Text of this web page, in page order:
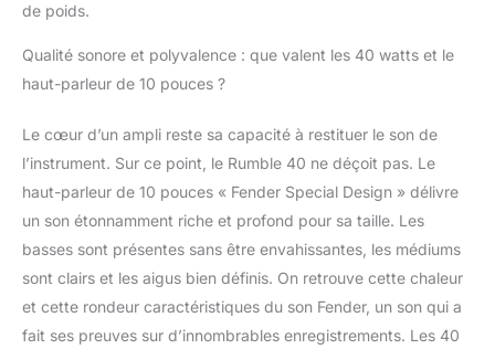
numériques et des
une prise de sortie
écoute personnelle,
vous garantissant ainsi
de pouvoir pratiquer
tranquillement sans
construction durable et
son design
emblématique
de poids.
Qualité sonore et polyvalence : que valent les 40 watts et le
haut-parleur de 10 pouces ?
Le cœur d’un ampli reste sa capacité à restituer le son de
l’instrument. Sur ce point, le Rumble 40 ne déçoit pas. Le
haut-parleur de 10 pouces « Fender Special Design » délivre
un son étonnamment riche et profond pour sa taille. Les
basses sont présentes sans être envahissantes, les médiums
sont clairs et les aigus bien définis. On retrouve cette chaleur
et cette rondeur caractéristiques du son Fender, un son qui a
fait ses preuves sur d’innombrables enregistrements. Les 40